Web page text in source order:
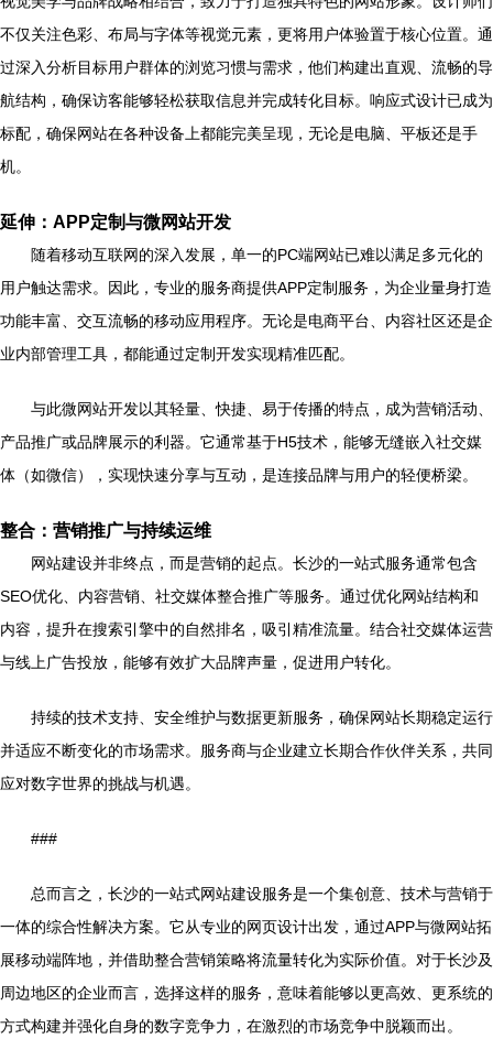
不仅关注色彩、布局与字体等视觉元素，更将用户体验置于核心位置。通
过深入分析目标用户群体的浏览习惯与需求，他们构建出直观、流畅的导
航结构，确保访客能够轻松获取信息并完成转化目标。响应式设计已成为
标配，确保网站在各种设备上都能完美呈现，无论是电脑、平板还是手
机。
延伸：APP定制与微网站开发
随着移动互联网的深入发展，单一的PC端网站已难以满足多元化的
用户触达需求。因此，专业的服务商提供APP定制服务，为企业量身打造
功能丰富、交互流畅的移动应用程序。无论是电商平台、内容社区还是企
业内部管理工具，都能通过定制开发实现精准匹配。
与此微网站开发以其轻量、快捷、易于传播的特点，成为营销活动、
产品推广或品牌展示的利器。它通常基于H5技术，能够无缝嵌入社交媒
体（如微信），实现快速分享与互动，是连接品牌与用户的轻便桥梁。
整合：营销推广与持续运维
网站建设并非终点，而是营销的起点。长沙的一站式服务通常包含
SEO优化、内容营销、社交媒体整合推广等服务。通过优化网站结构和
内容，提升在搜索引擎中的自然排名，吸引精准流量。结合社交媒体运营
与线上广告投放，能够有效扩大品牌声量，促进用户转化。
持续的技术支持、安全维护与数据更新服务，确保网站长期稳定运行
并适应不断变化的市场需求。服务商与企业建立长期合作伙伴关系，共同
应对数字世界的挑战与机遇。
###
总而言之，长沙的一站式网站建设服务是一个集创意、技术与营销于
一体的综合性解决方案。它从专业的网页设计出发，通过APP与微网站拓
展移动端阵地，并借助整合营销策略将流量转化为实际价值。对于长沙及
周边地区的企业而言，选择这样的服务，意味着能够以更高效、更系统的
方式构建并强化自身的数字竞争力，在激烈的市场竞争中脱颖而出。